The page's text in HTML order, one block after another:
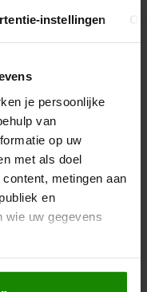
instellingen
je persoonlijke
van
op uw
met als doel
metingen aan
en
wie uw gegevens